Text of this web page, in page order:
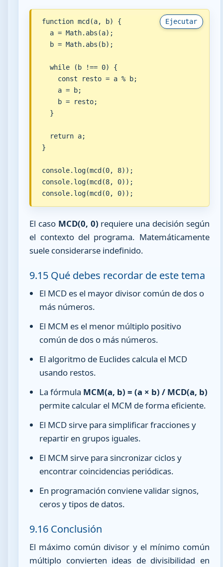
Ejecutar
function mcd(a, b) {
  a = Math.abs(a);
  b = Math.abs(b);
  while (b !== 0) {
    const resto = a % b;
    a = b;
    b = resto;
  }
  return a;
}
console.log(mcd(0, 8));
console.log(mcd(8, 0));
console.log(mcd(0, 0));
El caso MCD(0, 0) requiere una decisión según
el contexto del programa. Matemáticamente
suele considerarse indefinido.
9.15 Qué debes recordar de este tema
El MCD es el mayor divisor común de dos o
más números.
El MCM es el menor múltiplo positivo
común de dos o más números.
El algoritmo de Euclides calcula el MCD
usando restos.
La fórmula MCM(a, b) = (a × b) / MCD(a, b)
permite calcular el MCM de forma eficiente.
El MCD sirve para simplificar fracciones y
repartir en grupos iguales.
El MCM sirve para sincronizar ciclos y
encontrar coincidencias periódicas.
En programación conviene validar signos,
ceros y tipos de datos.
9.16 Conclusión
El máximo común divisor y el mínimo común
múltiplo convierten ideas de divisibilidad en